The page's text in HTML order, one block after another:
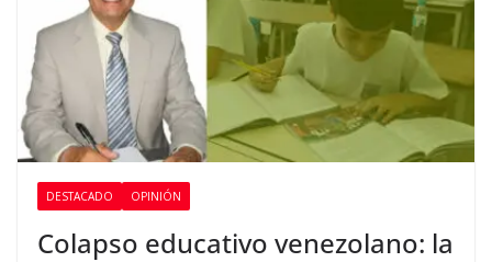
DESTACADO OPINIÓN
Colapso educativo venezolano: la